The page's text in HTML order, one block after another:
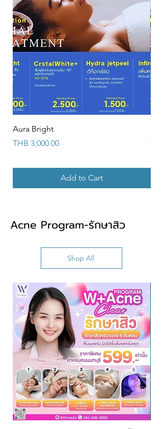
Aura Bright
Price
THB 3,000.00
Add to Cart
Price
Acne Program-รักษาสิว
Shop All